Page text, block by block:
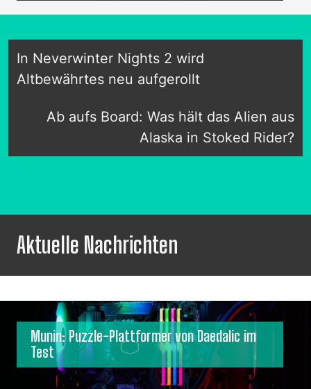
In Neverwinter Nights 2 wird
Altbewährtes neu aufgerollt
Ab aufs Board: Was hält das Alien aus
Alaska in Stoked Rider?
Aktuelle Nachrichten
Munin: Puzzle-Plattformer von Daedalic im
Test